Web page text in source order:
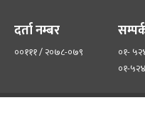
दर्ता नम्बर
००१११ / २०७८-०७९
०१-
०१-